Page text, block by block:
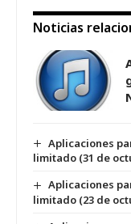
Noticias
Aplicaciones
limitado (31 de
Aplicaciones
limitado (23 de